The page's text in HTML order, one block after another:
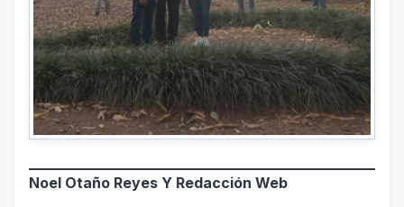
Noel Otaño Reyes Y Redacción Web